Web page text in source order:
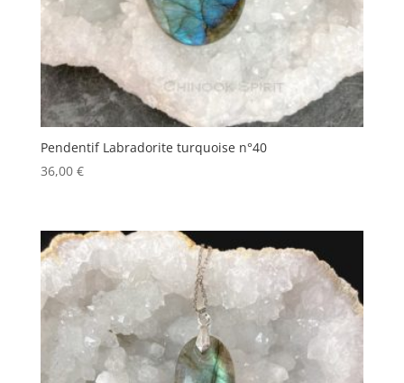
Pendentif Labradorite turquoise n°40
36,00 €